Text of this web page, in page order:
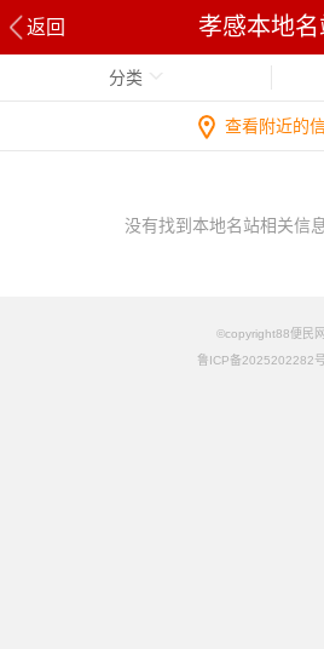
返回 孝感本地
分类
查看附近的
没有找到本地名站相关信
©copyright88便民网
鲁ICP备2025202282